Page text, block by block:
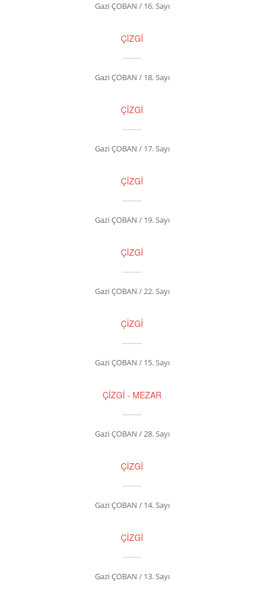
Gazi ÇOBAN / 16. Sayı
ÇİZGİ
Gazi ÇOBAN / 18. Sayı
ÇİZGİ
Gazi ÇOBAN / 17. Sayı
ÇİZGİ
Gazi ÇOBAN / 19. Sayı
ÇİZGİ
Gazi ÇOBAN / 22. Sayı
ÇİZGİ
Gazi ÇOBAN / 15. Sayı
ÇİZGİ - MEZAR
Gazi ÇOBAN / 28. Sayı
ÇİZGİ
Gazi ÇOBAN / 14. Sayı
ÇİZGİ
Gazi ÇOBAN / 13. Sayı